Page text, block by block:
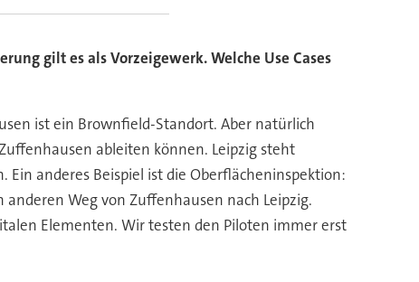
gilt es als Vorzeigewerk. Welche Use Cases
ist ein Brownfield-Standort. Aber natürlich
ableiten können. Leipzig steht
anderes Beispiel ist die Oberflächeninspektion:
Weg von Zuffenhausen nach Leipzig.
Elementen. Wir testen den Piloten immer erst